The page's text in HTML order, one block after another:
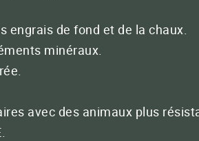
engrais de fond et de la chaux.
minéraux.
avec des animaux plus